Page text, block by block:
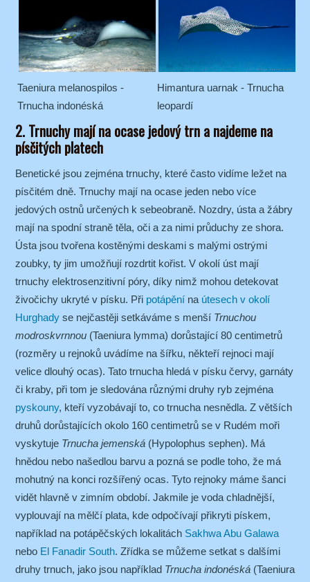
Taeniura melanospilos -
Trnucha indonéská
Himantura uarnak - Trnucha
leopardí
2. Trnuchy mají na ocase jedový trn a najdeme na
písčitých platech
Benetické jsou zejména trnuchy, které často vidíme ležet na
písčitém dně. Trnuchy mají na ocase jeden nebo více
jedových ostnů určených k sebeobraně. Nozdry, ústa a žábry
mají na spodní straně těla, oči a za nimi průduchy ze shora.
Ústa jsou tvořena kostěnými deskami s malými ostrými
zoubky, ty jim umožňují rozdrtit kořist. V okolí úst mají
trnuchy elektrosenzitivní póry, díky nimž mohou detekovat
živočichy ukryté v písku. Při potápění na útesech v okolí
Hurghady se nejčastěji setkáváme s menší Trnuchou
modroskvrnnou (Taeniura lymma) dorůstající 80 centimetrů
(rozměry u rejnoků uvádíme na šířku, někteří rejnoci mají
velice dlouhý ocas). Tato trnucha hledá v písku červy, garnáty
či kraby, při tom je sledována různými druhy ryb zejména
pyskouny, kteří vyzobávají to, co trnucha nesnědla. Z větších
druhů dorůstajících okolo 160 centimetrů se v Rudém moři
vyskytuje Trnucha jemenská (Hypolophus sephen). Má
hnědou nebo našedlou barvu a pozná se podle toho, že má
mohutný na konci rozšířený ocas. Tyto rejnoky máme šanci
vidět hlavně v zimním období. Jakmile je voda chladnější,
vyplouvají na mělčí plata, kde odpočívají přikryti pískem,
například na potápěčských lokalitách Sakhwa Abu Galawa
nebo El Fanadir South. Zřídka se můžeme setkat s dalšími
druhy trnuch, jako jsou například Trnucha indonéská (Taeniura